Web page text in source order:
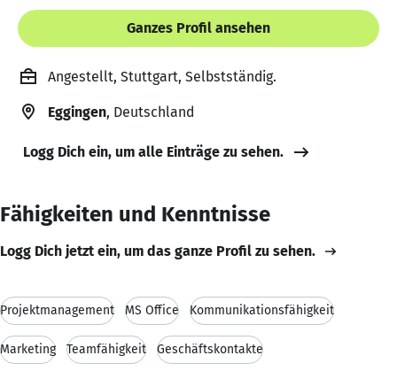
Ganzes Profil ansehen
Angestellt, Stuttgart, Selbstständig.
Eggingen, Deutschland
Logg Dich ein, um alle Einträge zu sehen.
Fähigkeiten und Kenntnisse
Logg Dich jetzt ein, um das ganze Profil zu sehen.
Projektmanagement MS Office Kommunikationsfähigkeit
Marketing Teamfähigkeit Geschäftskontakte